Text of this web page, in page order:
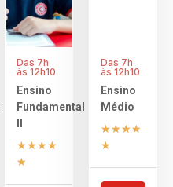
Das 7h
às 12h10
⁠Ensino
Fundamental
★★★★
★
Das 7h
às 12h10
Ensino
Médio
★★★★
★